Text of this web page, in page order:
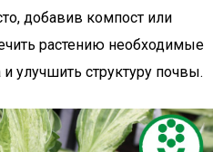
добавив компост или
растению необходимые
улучшить структуру почвы.